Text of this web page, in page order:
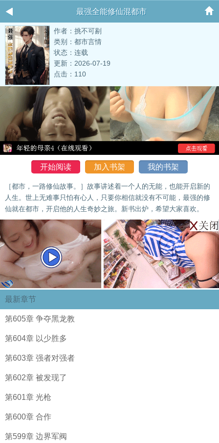
最强全能修仙混都市
作者：挑不可剔
类别：都市言情
状态：连载
更新：2026-07-19
点击：110
开始阅读 加入书架 我的书架
［都市，一路修仙故事。］故事讲述着一个人的无能，也能开启新的
人生。世上无难事只怕有心人，只要你相信就没有不可能，最强的修
仙就在都市，开启他的人生奇妙之旅。新书出炉，希望大家喜欢。
最新章节
第605章 争夺黑龙教
第604章 以少胜多
第603章 强者对强者
第602章 被发现了
第601章 光枪
第600章 合作
第599章 边界军阀